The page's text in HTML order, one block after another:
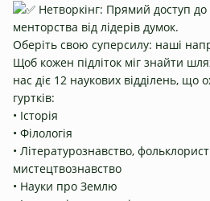
Нетворкінг: Прямий доступ до
менторства від лідерів думок.
Оберіть свою суперсилу: наші
Щоб кожен підліток міг знайти
нас діє 12 наукових відділень,
гуртків:
• Історія
• Філологія
• Літературознавство,
мистецтвознавство
• Науки про Землю